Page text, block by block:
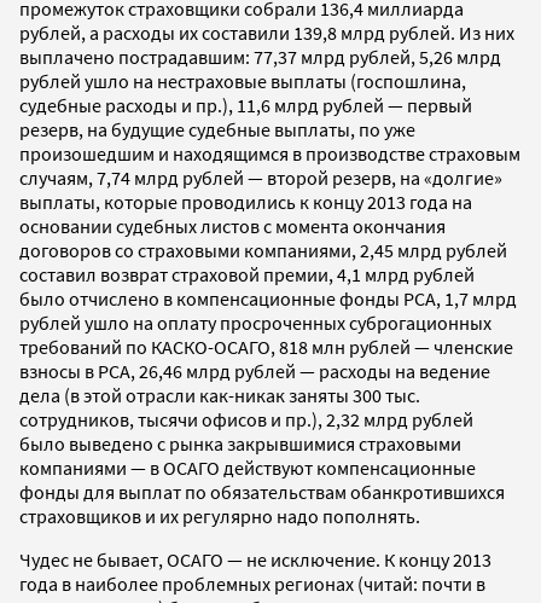
промежуток страховщики собрали 136,4 миллиарда
рублей, а расходы их составили 139,8 млрд рублей. Из них
выплачено пострадавшим: 77,37 млрд рублей, 5,26 млрд
рублей ушло на нестраховые выплаты (госпошлина,
судебные расходы и пр.), 11,6 млрд рублей — первый
резерв, на будущие судебные выплаты, по уже
произошедшим и находящимся в производстве страховым
случаям, 7,74 млрд рублей — второй резерв, на «долгие»
выплаты, которые проводились к концу 2013 года на
основании судебных листов с момента окончания
договоров со страховыми компаниями, 2,45 млрд рублей
составил возврат страховой премии, 4,1 млрд рублей
было отчислено в компенсационные фонды РСА, 1,7 млрд
рублей ушло на оплату просроченных суброгационных
требований по КАСКО-ОСАГО, 818 млн рублей — членские
взносы в РСА, 26,46 млрд рублей — расходы на ведение
дела (в этой отрасли как-никак заняты 300 тыс.
сотрудников, тысячи офисов и пр.), 2,32 млрд рублей
было выведено с рынка закрывшимися страховыми
компаниями — в ОСАГО действуют компенсационные
фонды для выплат по обязательствам обанкротившихся
страховщиков и их регулярно надо пополнять.
Чудес не бывает, ОСАГО — не исключение. К концу 2013
года в наиболее проблемных регионах (читай: почти в